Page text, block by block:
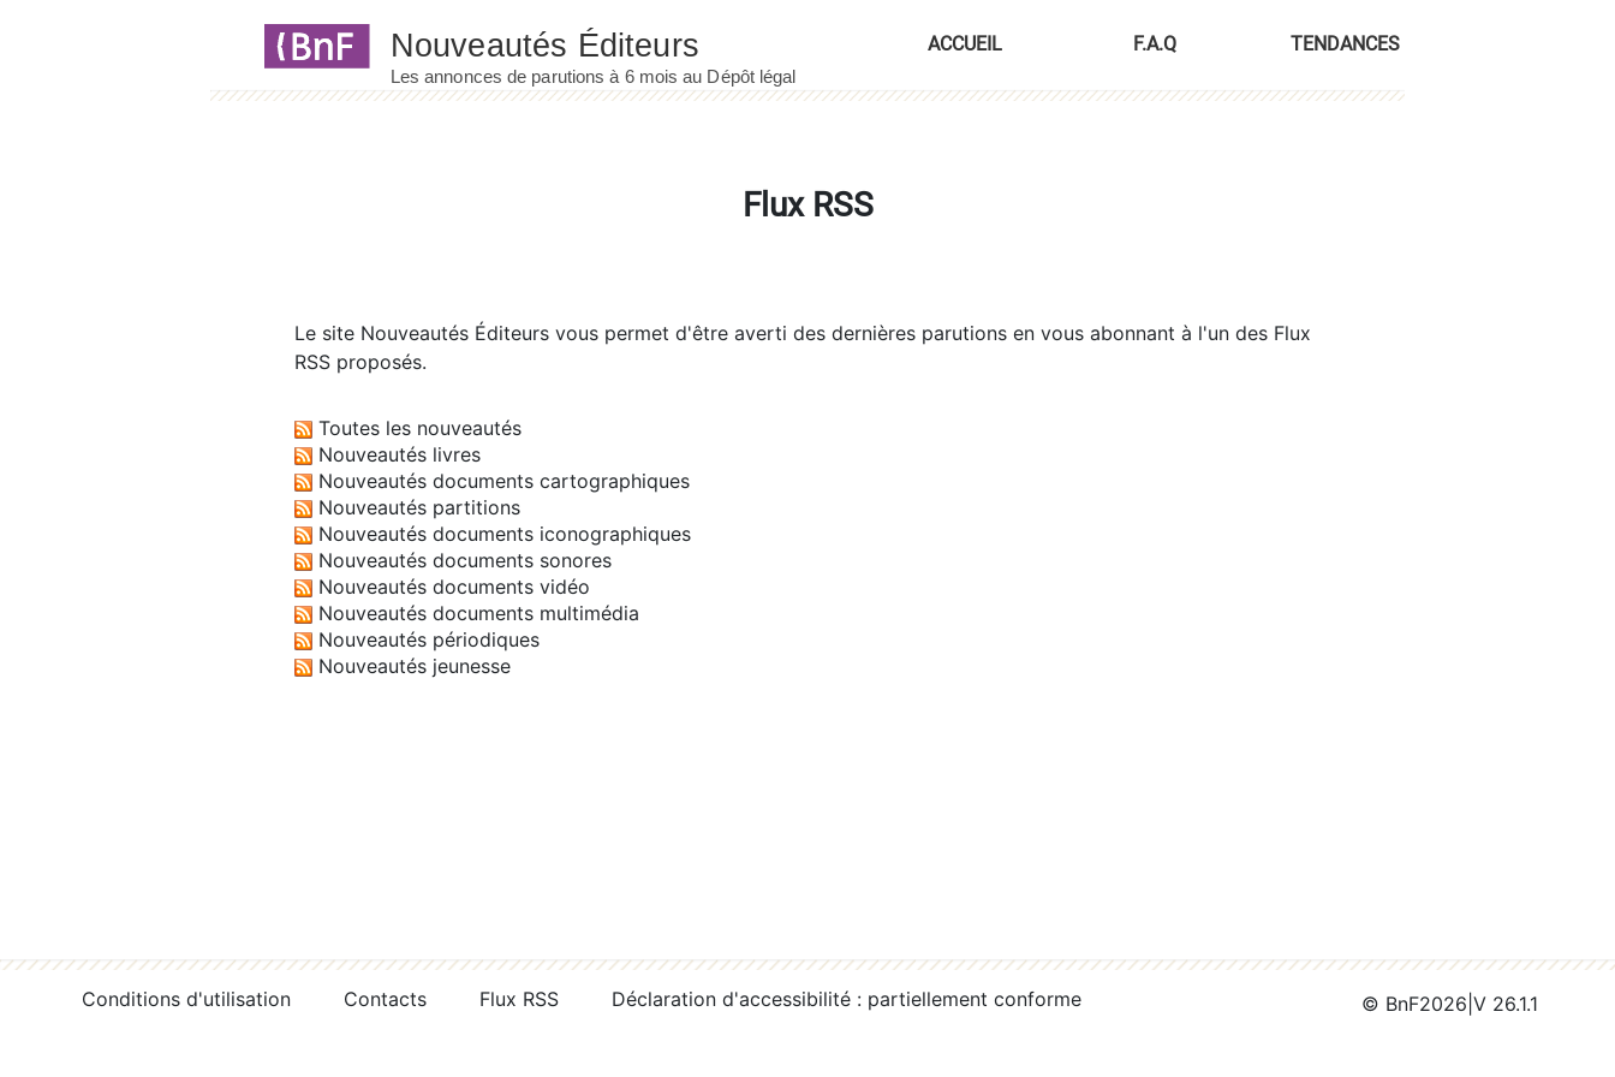
ACCUEIL F.A.Q TENDANCES
Flux RSS
Le site Nouveautés Éditeurs vous permet d'être averti des dernières parutions en vous abonnant à l'un des Flux
RSS proposés.
Toutes les nouveautés
Nouveautés livres
Nouveautés documents cartographiques
Nouveautés partitions
Nouveautés documents iconographiques
Nouveautés documents sonores
Nouveautés documents vidéo
Nouveautés documents multimédia
Nouveautés périodiques
Nouveautés jeunesse
Conditions d'utilisation Contacts Flux RSS Déclaration d'accessibilité : partiellement conforme © BnF2026 V 26.1.1